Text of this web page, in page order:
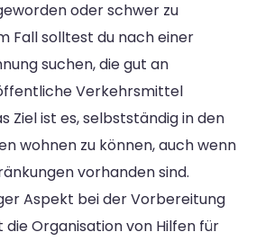
oder schwer zu
Fall solltest du nach einer
suchen, die gut an
Verkehrsmittel
Ziel ist es, selbstständig in den
wohnen zu können, auch wenn
vorhanden sind.
Aspekt bei der Vorbereitung
die Organisation von Hilfen für